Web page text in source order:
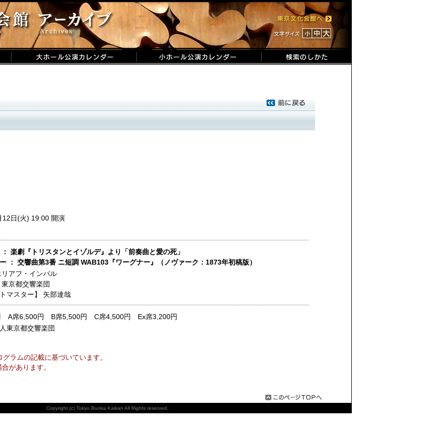
12日(火) 19:00 開演
楽劇『トリスタンとイゾルデ』より「前奏曲と愛の死」
： 交響曲第3番 ニ短調 WAB103『ワーグナー』（ノヴァーク：1873年初稿版）
リアフ・インバル
東京都交響楽団
マスター】 矢部達哉
A席6,500円 B席5,500円 C席4,500円 Ex席3,200円
東京都交響楽団
ラムの記載に基づいています。
があります。
Copyright (c) Tokyo Bunka Kaikan All Rights reserved.